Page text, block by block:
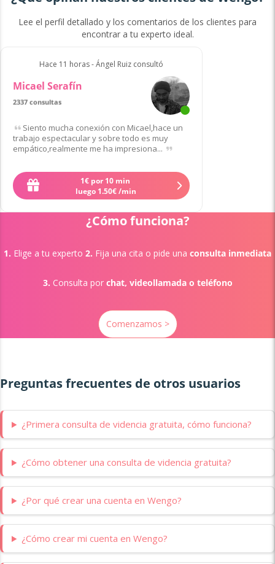
Lee el perfil detallado y los comentarios de los clientes para
encontrar a tu experto ideal.
Hace 11 horas - Ángel Ruiz consultó
Micael Serafín
2337 consultas
de 42 clientes
Siento mucha conexión con Micael,hace un
trabajo espectacular y sobre todo es muy
empático,realmente me ha impresiona...
Quiero contactar a Micael
1€ por 10 min
luego 1.50€/min
¿Cómo funciona?
1. Elige a tu experto 2. Fija una cita o pide una consulta inmediata
3. Consulta por chat, videollamada o teléfono
Comenzamos >
Preguntas frecuentes de otros usuarios
¿Primera consulta de videncia gratuita, cómo funciona?
¿Cómo obtener una consulta de videncia gratuita?
¿Por qué crear una cuenta en Wengo?
¿Cómo crear mi cuenta en Wengo?